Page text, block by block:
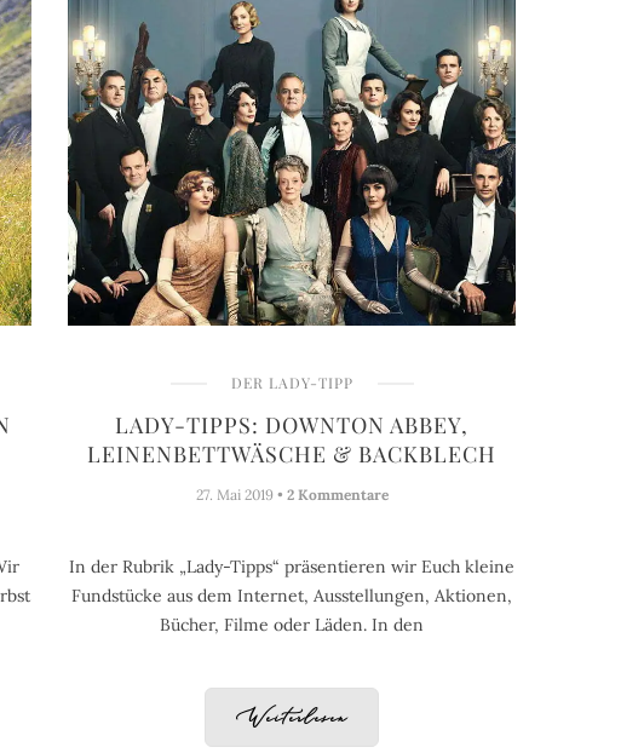
DER LADY-TIPP
LADY-TIPPS: DOWNTON ABBEY,
LEINENBETTWÄSCHE & BACKBLECH
27. Mai 2019 • 2 Kommentare
In der Rubrik „Lady-Tipps“ präsentieren wir Euch kleine
Fundstücke aus dem Internet, Ausstellungen, Aktionen,
Bücher, Filme oder Läden. In den
Weiterlesen